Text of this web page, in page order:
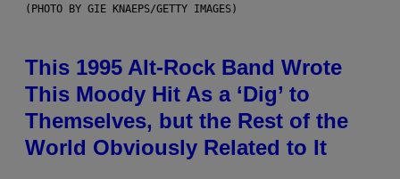
(PHOTO BY GIE KNAEPS/GETTY IMAGES)
This 1995 Alt-Rock Band Wrote
This Moody Hit As a ‘Dig’ to
Themselves, but the Rest of the
World Obviously Related to It